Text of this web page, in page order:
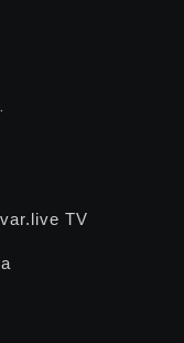
TV